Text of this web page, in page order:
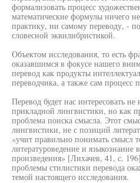
формализовать процесс
математические формулы ничего
практику, ни самому переводу, -
словесной эквилибристикой.
Объектом исследования, то есть
оказавшимся в фокусе нашего
перевод как продукты
переводчика, а также сам процесс
Перевод будет нас интересовать
прикладной лингвистики, но как
проблема поиска смысла. Этот
лингвистики, не с позиций
«учит правильно понимать смысл
литературоведение и языкознание
произведения» [Лихачев, 41, с.
проблемы стилистики перевода
темой настоящего исследования.